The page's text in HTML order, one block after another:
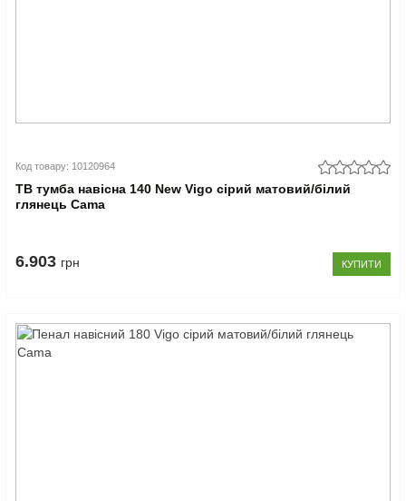
Код товару: 10120964
ТВ тумба навісна 140 New Vigo сірий матовий/білий
глянець Cama
6.903 грн КУПИТИ